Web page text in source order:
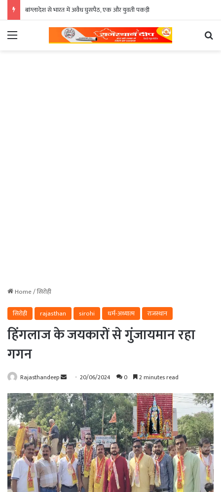
बांग्लादेश से भारत में अवैध घुसपैठ, एक और युवती पकड़ी
Menu
Home/सिरोही
सिरोही
rajasthan sirohi धर्म-अध्यात्म राजस्थान
हिंगलाज के जयकारों से गुंजायमान रहा
गगन
Rajasthandeep
Send
email
20/06/2024 0 2 minutes read